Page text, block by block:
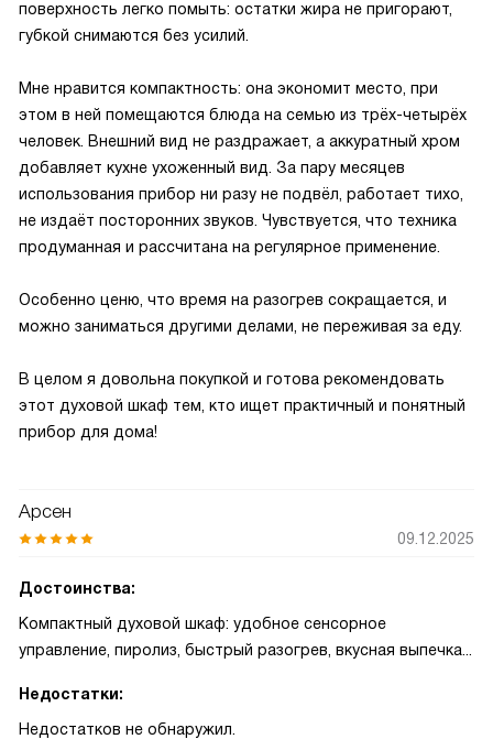
поверхность легко помыть: остатки жира не пригорают,
губкой снимаются без усилий.
Мне нравится компактность: она экономит место, при
этом в ней помещаются блюда на семью из трёх-четырёх
человек. Внешний вид не раздражает, а аккуратный хром
добавляет кухне ухоженный вид. За пару месяцев
использования прибор ни разу не подвёл, работает тихо,
не издаёт посторонних звуков. Чувствуется, что техника
продуманная и рассчитана на регулярное применение.
Особенно ценю, что время на разогрев сокращается, и
можно заниматься другими делами, не переживая за еду.
В целом я довольна покупкой и готова рекомендовать
этот духовой шкаф тем, кто ищет практичный и понятный
прибор для дома!
Арсен
09.12.2025
Достоинства:
Компактный духовой шкаф: удобное сенсорное
управление, пиролиз, быстрый разогрев, вкусная выпечка...
Недостатки:
Недостатков не обнаружил.